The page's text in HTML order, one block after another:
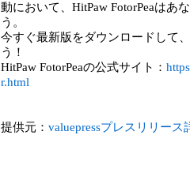
動において、HitPaw FotorPeaはあ
う。
今すぐ最新版をダウンロードして
う！
HitPaw FotorPeaの公式サイト：
r.html
提供元： valuepressプレスリリース